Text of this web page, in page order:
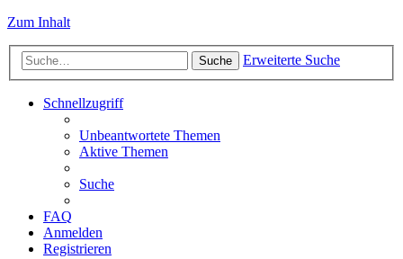
Zum Inhalt
Suche Erweiterte Suche
Schnellzugriff
Unbeantwortete Themen
Aktive Themen
Suche
FAQ
Anmelden
Registrieren